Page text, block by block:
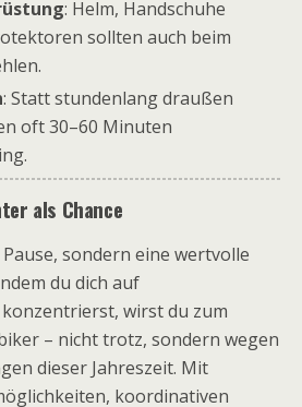
: Helm, Handschuhe
sollten auch beim
: Statt stundenlang draußen
oft 30–60 Minuten
als Chance
sondern eine wertvolle
du dich auf
wirst du zum
– nicht trotz, sondern wegen
dieser Jahreszeit. Mit
koordinativen